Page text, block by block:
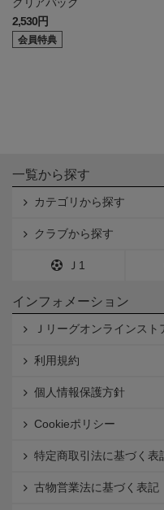
2,530円
会員特典
一覧から探す
カテゴリから探す
クラブから探す
Ｊ1
インフォメーション
Ｊリーグオンラインスト
利用規約
個人情報保護方針
Cookieポリシー
特定商取引法に基づく表
古物営業法に基づく表記